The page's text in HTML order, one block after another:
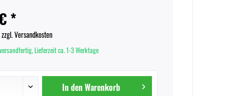
*
zzgl. Versandkosten
Lieferzeit ca. 1-3 Werktage
In denWarenkorb